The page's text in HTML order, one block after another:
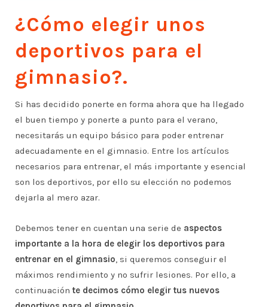
¿Cómo elegir unos
deportivos para el
gimnasio?.
Si has decidido ponerte en forma ahora que ha llegado
el buen tiempo y ponerte a punto para el verano,
necesitarás un equipo básico para poder entrenar
adecuadamente en el gimnasio. Entre los artículos
necesarios para entrenar, el más importante y esencial
son los deportivos, por ello su elección no podemos
dejarla al mero azar.
Debemos tener en cuentan una serie de aspectos
importante a la hora de elegir los deportivos para
entrenar en el gimnasio, si queremos conseguir el
máximos rendimiento y no sufrir lesiones. Por ello, a
continuación te decimos cómo elegir tus nuevos